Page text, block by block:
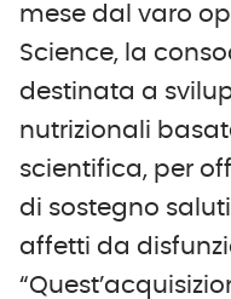
mese dal varo
Science, la
destinata a
nutrizionali
scientifica, per
di sostegno
affetti da